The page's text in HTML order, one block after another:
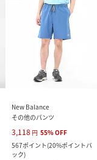
New Balance
その他のパンツ
3,118 円 55%OFF
567ポイント(20%ポイントバ
ック)